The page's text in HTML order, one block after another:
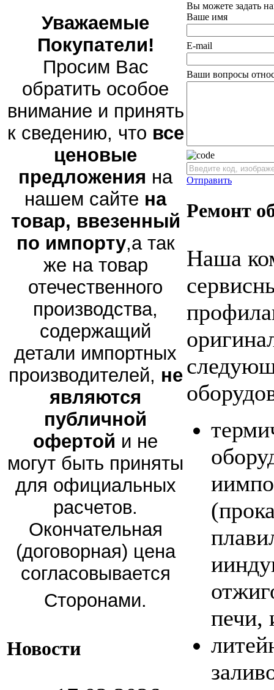
Уважаемые
Покупатели!
Просим Вас
обратить особое
внимание и принять
к сведению, что все
ценовые
предложения на
нашем сайте на
товар, ввезенный
по импорту,а так
же на товар
отечественного
производства,
содержащий
детали импортных
производителей, не
являются
публичной
офертой и не
могут быть приняты
для официальных
расчетов.
Окончательная
(договорная) цена
согласовывается
Сторонами.
Новости
Вы можете задать
Ваше имя
E-mail
Ваши вопросы
Отправить
Ремонт
Наша
печи,